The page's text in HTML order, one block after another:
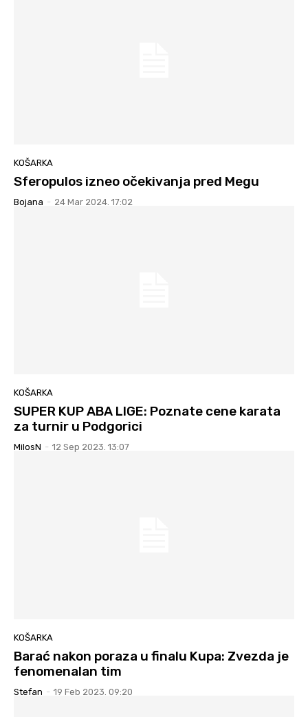
KOŠARKA
Sferopulos izneo očekivanja pred Megu
Bojana - 24 Mar 2024. 17:02
KOŠARKA
SUPER KUP ABA LIGE: Poznate cene karata
za turnir u Podgorici
MilosN - 12 Sep 2023. 13:07
KOŠARKA
Barać nakon poraza u finalu Kupa: Zvezda je
fenomenalan tim
Stefan - 19 Feb 2023. 09:20